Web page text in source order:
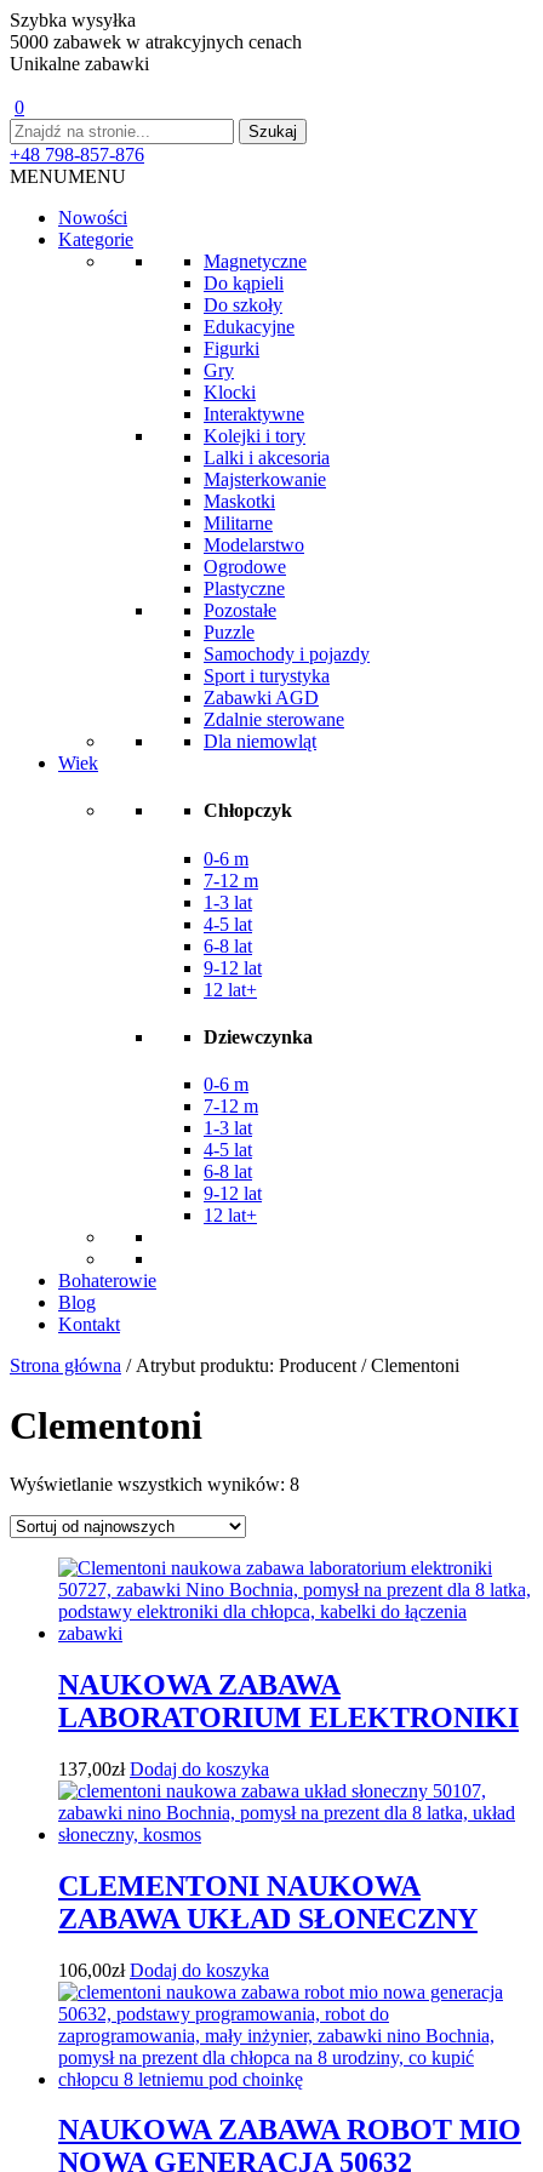
Szybka wysyłka
5000 zabawek w atrakcyjnych cenach
Unikalne zabawki
0
+48 798-857-876
MENUMENU
Nowości
Kategorie
Magnetyczne
Do kąpieli
Do szkoły
Edukacyjne
Figurki
Gry
Klocki
Interaktywne
Kolejki i tory
Lalki i akcesoria
Majsterkowanie
Maskotki
Militarne
Modelarstwo
Ogrodowe
Plastyczne
Pozostałe
Puzzle
Samochody i pojazdy
Sport i turystyka
Zabawki AGD
Zdalnie sterowane
Dla niemowląt
Wiek
Chłopczyk
0-6 m
7-12 m
1-3 lat
4-5 lat
6-8 lat
9-12 lat
12 lat+
Dziewczynka
0-6 m
7-12 m
1-3 lat
4-5 lat
6-8 lat
9-12 lat
12 lat+
Bohaterowie
Blog
Kontakt
Strona główna / Atrybut produktu: Producent / Clementoni
Clementoni
Wyświetlanie wszystkich wyników: 8Posortowane
NAUKOWA ZABAWA
LABORATORIUM ELEKTRONIKI
137,00zł Dodaj do koszyka
CLEMENTONI NAUKOWA
ZABAWA UKŁAD SŁONECZNY
106,00zł Dodaj do koszyka
NAUKOWA ZABAWA ROBOT MIO
NOWA GENERACJA 50632